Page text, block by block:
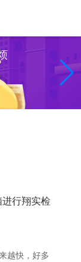
行翔实检
越快，好多